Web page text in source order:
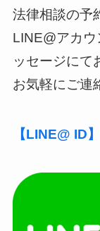
法律相談の予
LINE@アカ
ッセージにて
お気軽にご連
【LINE@ ID】